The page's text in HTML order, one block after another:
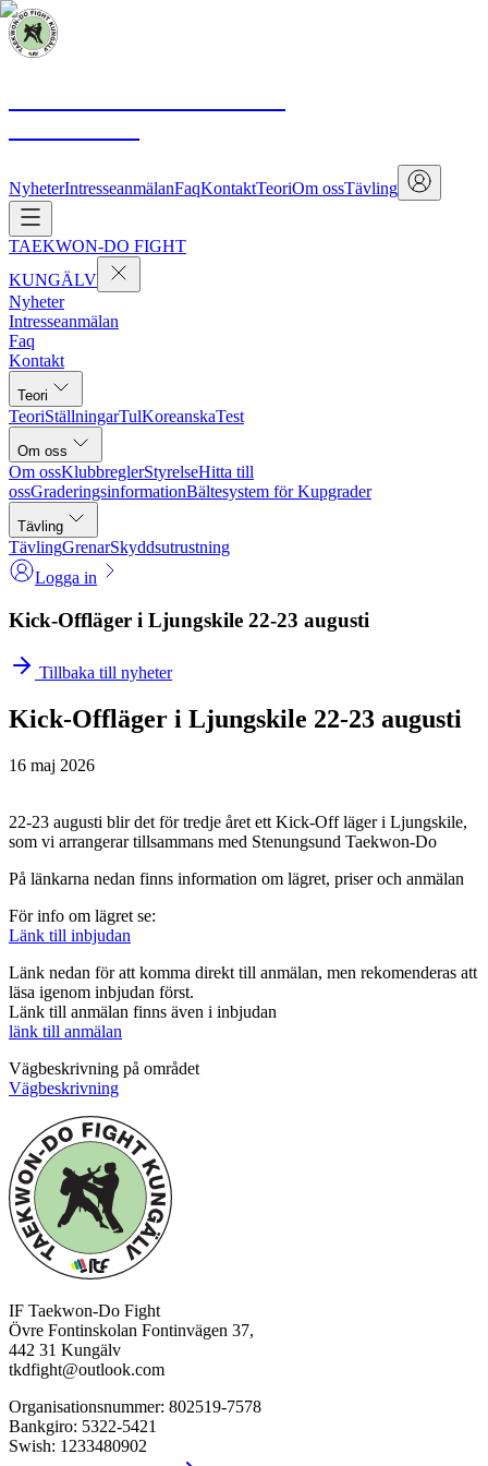
NyheterIntresseanmälanFaqKontaktTeoriOm ossTävling
TAEKWON-DO FIGHT
KUNGÄLV
Nyheter
Intresseanmälan
Faq
Kontakt
Teori
TeoriStällningarTulKoreanskaTest
Om oss
Om ossKlubbreglerStyrelseHitta till
ossGraderingsinformationBältesystem för Kupgrader
Tävling
TävlingGrenarSkyddsutrustning
Logga in
Kick-Offläger i Ljungskile 22-23 augusti
Tillbaka till nyheter
Kick-Offläger i Ljungskile 22-23 augusti
16 maj 2026
22-23 augusti blir det för tredje året ett Kick-Off läger i Ljungskile,
som vi arrangerar tillsammans med Stenungsund Taekwon-Do
På länkarna nedan finns information om lägret, priser och anmälan
För info om lägret se:
Länk till inbjudan
Länk nedan för att komma direkt till anmälan, men rekomenderas att
läsa igenom inbjudan först.
Länk till anmälan finns även i inbjudan
länk till anmälan
Vägbeskrivning på området
Vägbeskrivning
IF Taekwon-Do Fight
Övre Fontinskolan Fontinvägen 37,
442 31 Kungälv
tkdfight@outlook.com
Organisationsnummer: 802519-7578
Bankgiro: 5322-5421
Swish: 1233480902